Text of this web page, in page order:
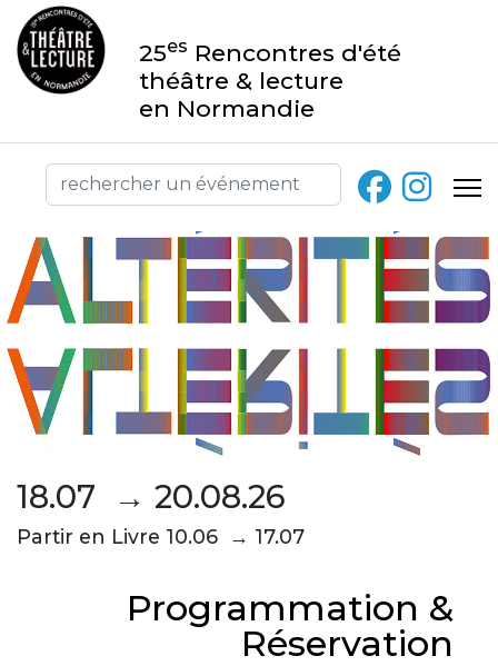
25es Rencontres d'été
théâtre & lecture
en Normandie
18.07 → 20.08.26
Partir en Livre 10.06 → 17.07
Programmation &
Réservation